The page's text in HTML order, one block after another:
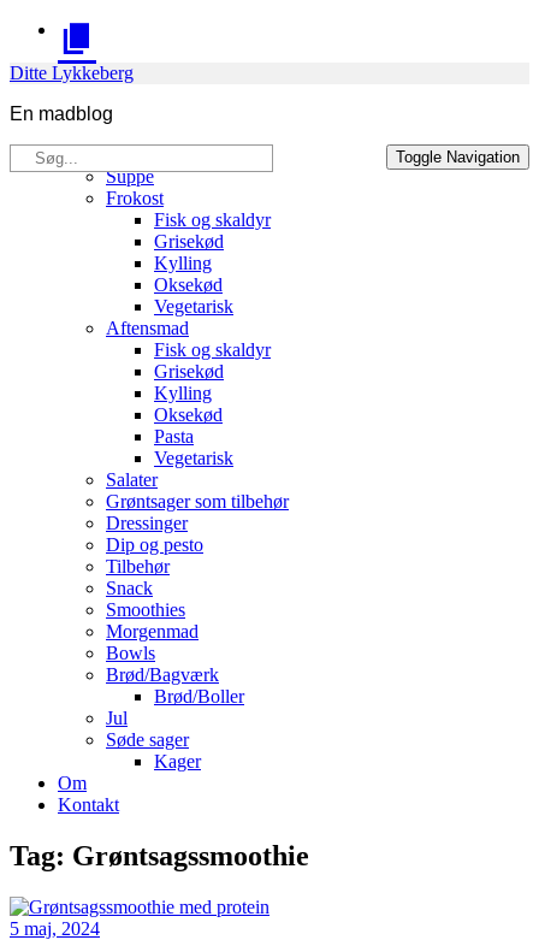
Skip
content
Ditte Lykkeberg
En madblog
Søg
efter:
Toggle Navigation
Opskrifter
Suppe
Frokost
Fisk og skaldyr
Grisekød
Kylling
Oksekød
Vegetarisk
Aftensmad
Fisk og skaldyr
Grisekød
Kylling
Oksekød
Pasta
Vegetarisk
Salater
Grøntsager som tilbehør
Dressinger
Dip og pesto
Tilbehør
Snack
Smoothies
Morgenmad
Bowls
Brød/Bagværk
Brød/Boller
Jul
Søde sager
Kager
Om
Kontakt
Tag: Grøntsagssmoothie
5 maj, 2024